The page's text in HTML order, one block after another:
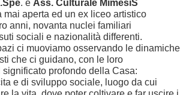
. e Ass. Culturale MimesiS
mai aperta ed un ex liceo artistico
anni, novanta nuclei familiari
sociali e nazionalità differenti.
ci muoviamo osservando le dinamiche
che ci guidano, con le loro
profondo della Casa:
e di sviluppo sociale, luogo da cui